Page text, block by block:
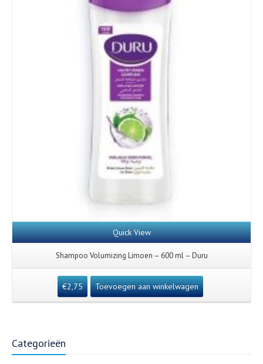
Details
Quick View
Shampoo Volumizing Limoen – 600 ml – Duru
€2,75 Toevoegen aan winkelwagen
Categorieën